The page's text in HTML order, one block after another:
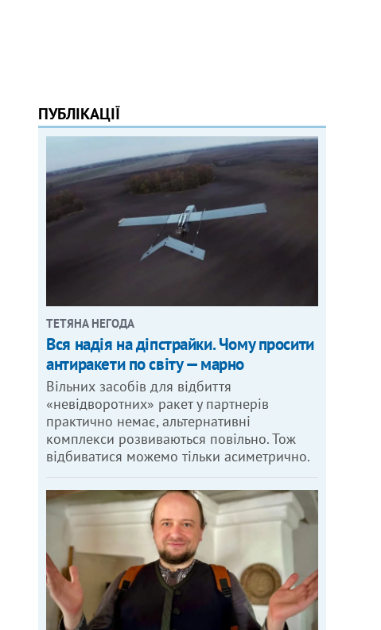
ПУБЛІКАЦІЇ
ТЕТЯНА НЕГОДА
Вся надія на діпстрайки. Чому просити
антиракети по світу — марно
Вільних засобів для відбиття
«невідворотних» ракет у партнерів
практично немає, альтернативні
комплекси розвиваються повільно. Тож
відбиватися можемо тільки асиметрично.